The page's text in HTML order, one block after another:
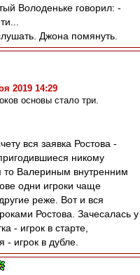
Володеньке говорил: -
Джона помянуть.
2019 14:29
основы стало три.
вся заявка Ростова -
никому
то Валериным внутренним
одни игроки чаще
реже. Вот и вся
Ростова. Зачесалась у
- игрок в старте,
- игрок в дубле.